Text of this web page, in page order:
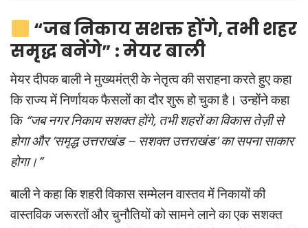
“जब निकाय सशक्त होंगे, तभी शहर
समृद्ध बनेंगे” : मेयर बाली
मेयर दीपक बाली ने मुख्यमंत्री के नेतृत्व की सराहना करते हुए कहा
कि राज्य में निर्णायक फैसलों का दौर शुरू हो चुका है। उन्होंने कहा
कि “जब नगर निकाय सशक्त होंगे, तभी शहरों का विकास तेज़ी से
होगा और ‘समृद्ध उत्तराखंड – सशक्त उत्तराखंड’ का सपना साकार
होगा।”
बाली ने कहा कि शहरी विकास सम्मेलन वास्तव में निकायों की
वास्तविक जरूरतों और चुनौतियों को सामने लाने का एक सशक्त